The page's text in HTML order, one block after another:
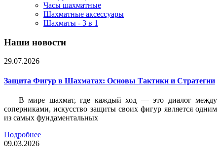
Часы шахматные
Шахматные аксессуары
Шахматы - 3 в 1
Наши новости
29.07.2026
Защита Фигур в Шахматах: Основы Тактики и Стратегии
В мире шахмат, где каждый ход — это диалог между
соперниками, искусство защиты своих фигур является одним
из самых фундаментальных
Подробнее
09.03.2026